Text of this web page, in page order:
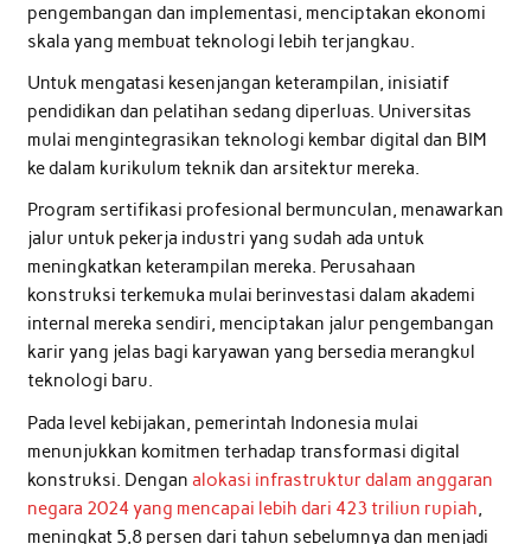
pengembangan dan implementasi, menciptakan ekonomi
skala yang membuat teknologi lebih terjangkau.
Untuk mengatasi kesenjangan keterampilan, inisiatif
pendidikan dan pelatihan sedang diperluas. Universitas
mulai mengintegrasikan teknologi kembar digital dan BIM
ke dalam kurikulum teknik dan arsitektur mereka.
Program sertifikasi profesional bermunculan, menawarkan
jalur untuk pekerja industri yang sudah ada untuk
meningkatkan keterampilan mereka. Perusahaan
konstruksi terkemuka mulai berinvestasi dalam akademi
internal mereka sendiri, menciptakan jalur pengembangan
karir yang jelas bagi karyawan yang bersedia merangkul
teknologi baru.
Pada level kebijakan, pemerintah Indonesia mulai
menunjukkan komitmen terhadap transformasi digital
konstruksi. Dengan alokasi infrastruktur dalam anggaran
negara 2024 yang mencapai lebih dari 423 triliun rupiah,
meningkat 5,8 persen dari tahun sebelumnya dan menjadi